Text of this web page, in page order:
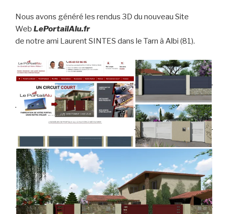
Nous avons généré les rendus 3D du nouveau Site
Web LePortailAlu.fr
de notre ami Laurent SINTES dans le Tarn à Albi (81).